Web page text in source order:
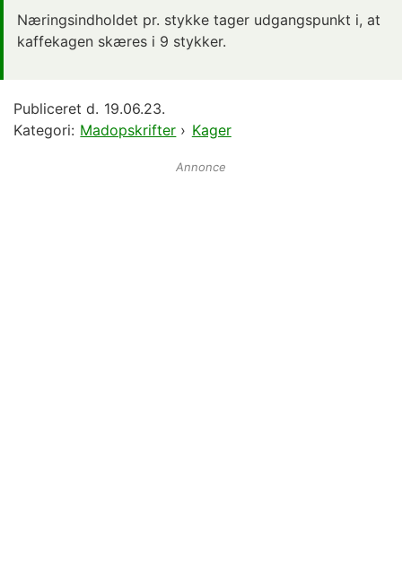
Næringsindholdet pr. stykke tager udgangspunkt i, at
kaffekagen skæres i 9 stykker.
Publiceret d. 19.06.23.
Kategori: Madopskrifter › Kager
Annonce